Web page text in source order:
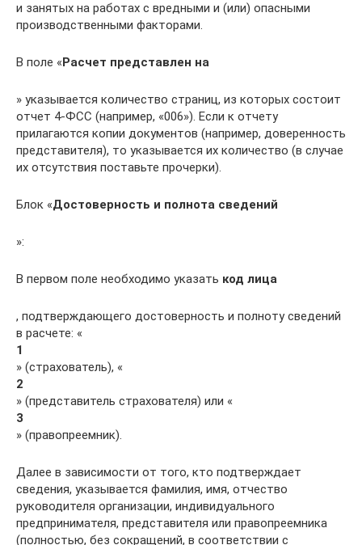
и занятых на работах с вредными и (или) опасными
производственными факторами.
В поле «Расчет представлен на
» указывается количество страниц, из которых состоит
отчет 4-ФСС (например, «006»). Если к отчету
прилагаются копии документов (например, доверенность
представителя), то указывается их количество (в случае
их отсутствия поставьте прочерки).
Блок «Достоверность и полнота сведений
»:
В первом поле необходимо указать код лица
, подтверждающего достоверность и полноту сведений
в расчете: «
1
» (страхователь), «
2
» (представитель страхователя) или «
3
» (правопреемник).
Далее в зависимости от того, кто подтверждает
сведения, указывается фамилия, имя, отчество
руководителя организации, индивидуального
предпринимателя, представителя или правопреемника
(полностью, без сокращений, в соответствии с